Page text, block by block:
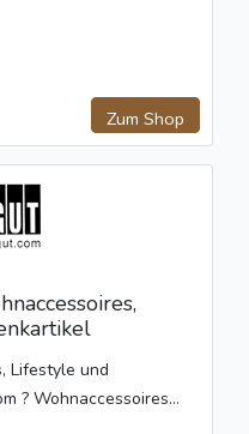
Zum Shop
Lifestyle und
? Wohnaccessoires...